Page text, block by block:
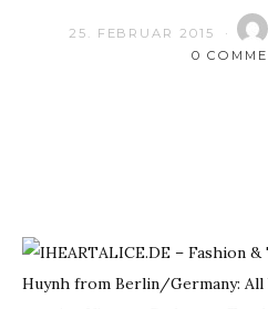
25. FEBRUAR 2015
0